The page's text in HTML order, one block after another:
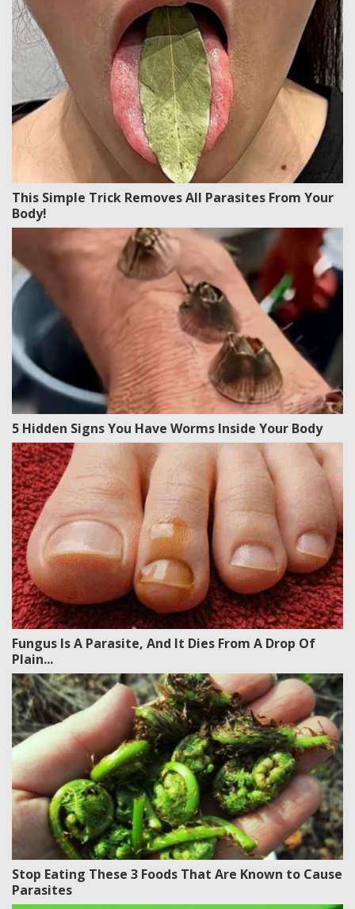
This Simple Trick Removes All Parasites From Your
Body!
5 Hidden Signs You Have Worms Inside Your Body
Fungus Is A Parasite, And It Dies From A Drop Of
Plain...
Stop Eating These 3 Foods That Are Known to Cause
Parasites